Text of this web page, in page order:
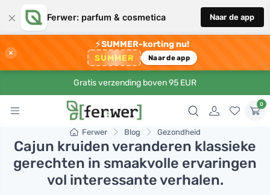
× Ferwer: parfum & cosmetica Naar de app
×
⚡SUMMER-korting nu!
SUMMER Naar de app
Gratis verzending boven 95 EUR
0
Ferwer Blog Gezondheid
Cajun kruiden veranderen klassieke
gerechten in smaakvolle ervaringen
vol interessante verhalen.